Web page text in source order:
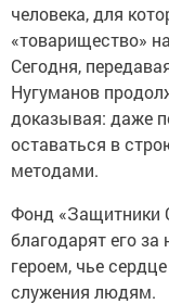
человека, для
«товарищество»
Сегодня,
Нугуманов
доказывая: даже
оставаться в
методами.
Фонд «Защитники
благодарят его
героем, чье
служения людям.